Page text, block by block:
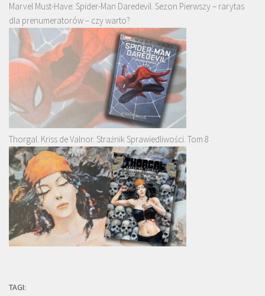
Marvel Must-Have: Spider-Man Daredevil. Sezon Pierwszy – rarytas
dla prenumeratorów – czy warto?
Thorgal. Kriss de Valnor. Strażnik Sprawiedliwości. Tom 8
TAGI: